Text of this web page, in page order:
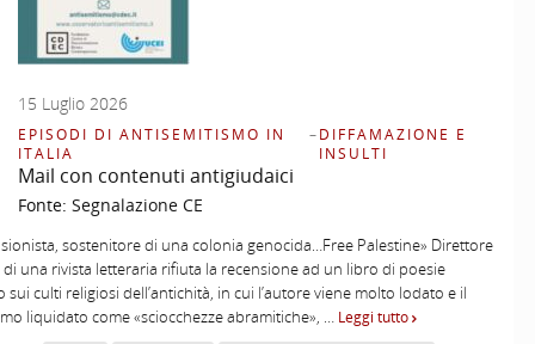
15 Luglio 2026
EPISODI DI ANTISEMITISMO IN
ITALIA
–DIFFAMAZIONE E
INSULTI
Mail con contenuti antigiudaici
Fonte: Segnalazione CE
sostenitore di una colonia genocida…Free Palestine» Direttore
una rivista letteraria rifiuta la recensione ad un libro di poesie
sui culti religiosi dell’antichità, in cui l’autore viene molto lodato e il
liquidato come «sciocchezze abramitiche», … Leggi tutto